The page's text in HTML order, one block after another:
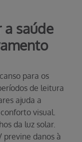
a saúde
para os
de leitura
ajuda a
visual.
da luz solar.
previne danos à